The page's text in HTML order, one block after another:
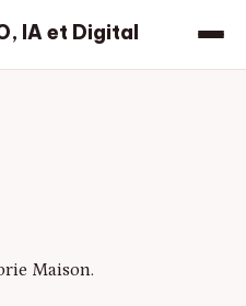
IA et Digital
Maison.